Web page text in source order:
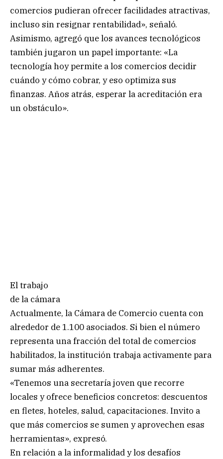
comercios pudieran ofrecer facilidades atractivas,
incluso sin resignar rentabilidad», señaló.
Asimismo, agregó que los avances tecnológicos
también jugaron un papel importante: «La
tecnología hoy permite a los comercios decidir
cuándo y cómo cobrar, y eso optimiza sus
finanzas. Años atrás, esperar la acreditación era
un obstáculo».
El trabajo
de la cámara
Actualmente, la Cámara de Comercio cuenta con
alrededor de 1.100 asociados. Si bien el número
representa una fracción del total de comercios
habilitados, la institución trabaja activamente para
sumar más adherentes.
«Tenemos una secretaría joven que recorre
locales y ofrece beneficios concretos: descuentos
en fletes, hoteles, salud, capacitaciones. Invito a
que más comercios se sumen y aprovechen esas
herramientas», expresó.
En relación a la informalidad y los desafíos